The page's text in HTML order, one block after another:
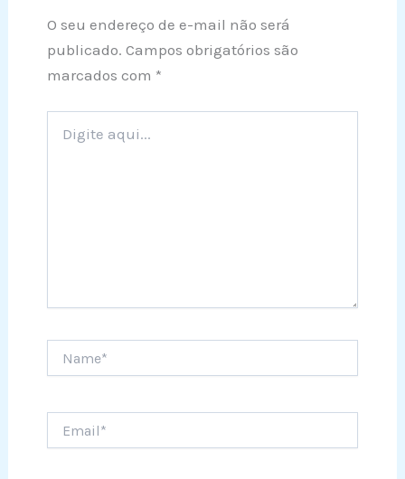
O seu endereço de e-mail não será
publicado. Campos obrigatórios são
marcados com *
aqui...